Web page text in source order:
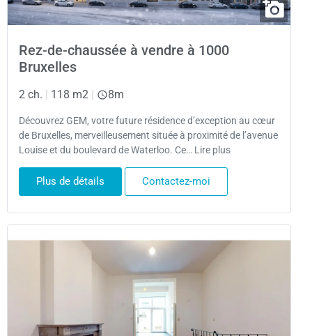
Rez-de-chaussée à vendre à 1000
Bruxelles
2 ch. 118 m2 8m
Découvrez GEM, votre future résidence d’exception au cœur
de Bruxelles, merveilleusement située à proximité de l’avenue
Louise et du boulevard de Waterloo. Ce… Lire plus
Plus de détails Contactez-moi